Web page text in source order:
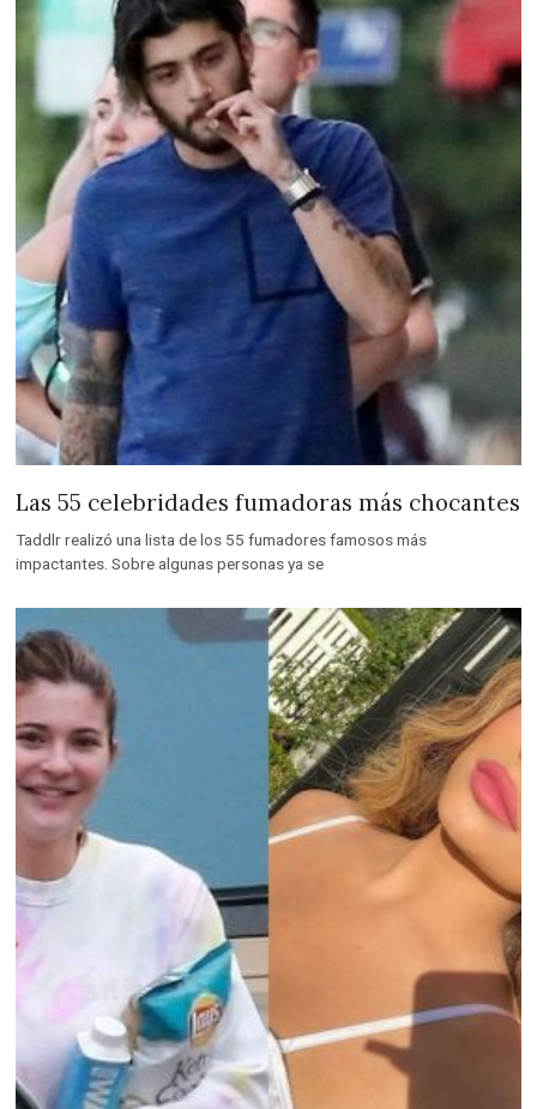
Las 55 celebridades fumadoras más chocantes
Taddlr realizó una lista de los 55 fumadores famosos más
impactantes. Sobre algunas personas ya se